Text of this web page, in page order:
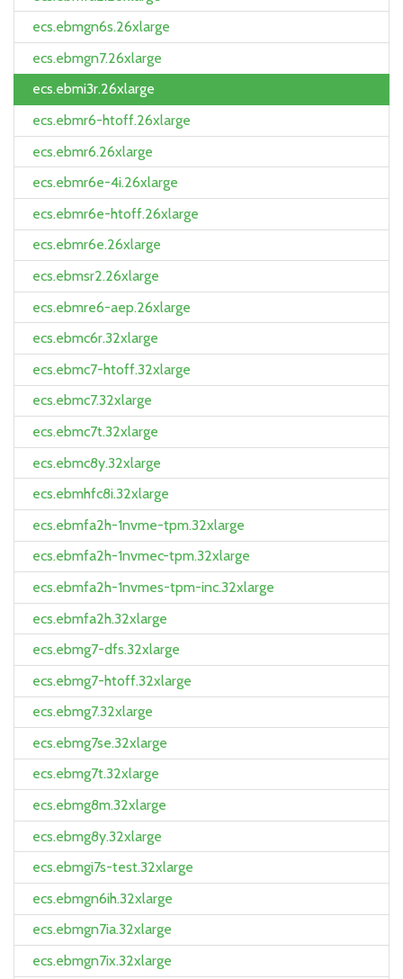
ecs.ebmgn6s.26xlarge
ecs.ebmgn7.26xlarge
ecs.ebmi3r.26xlarge
ecs.ebmr6-htoff.26xlarge
ecs.ebmr6.26xlarge
ecs.ebmr6e-4i.26xlarge
ecs.ebmr6e-htoff.26xlarge
ecs.ebmr6e.26xlarge
ecs.ebmsr2.26xlarge
ecs.ebmre6-aep.26xlarge
ecs.ebmc6r.32xlarge
ecs.ebmc7-htoff.32xlarge
ecs.ebmc7.32xlarge
ecs.ebmc7t.32xlarge
ecs.ebmc8y.32xlarge
ecs.ebmhfc8i.32xlarge
ecs.ebmfa2h-1nvme-tpm.32xlarge
ecs.ebmfa2h-1nvmec-tpm.32xlarge
ecs.ebmfa2h-1nvmes-tpm-inc.32xlarge
ecs.ebmfa2h.32xlarge
ecs.ebmg7-dfs.32xlarge
ecs.ebmg7-htoff.32xlarge
ecs.ebmg7.32xlarge
ecs.ebmg7se.32xlarge
ecs.ebmg7t.32xlarge
ecs.ebmg8m.32xlarge
ecs.ebmg8y.32xlarge
ecs.ebmgi7s-test.32xlarge
ecs.ebmgn6ih.32xlarge
ecs.ebmgn7ia.32xlarge
ecs.ebmgn7ix.32xlarge